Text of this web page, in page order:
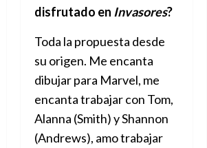
disfrutado en Invasores?
Toda la propuesta desde
su origen. Me encanta
dibujar para Marvel, me
encanta trabajar con Tom,
Alanna (Smith) y Shannon
(Andrews), amo trabajar